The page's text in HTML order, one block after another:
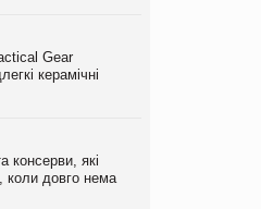
Gear
керамічні
консерви, які
коли довго нема